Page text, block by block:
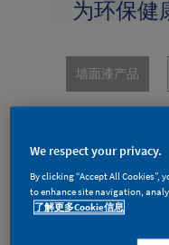
为环保健
墙面漆产品
We respect your privacy.
By clicking “Accept All Cookies”,
to enhance site navigation,
了解更多Cookie信息